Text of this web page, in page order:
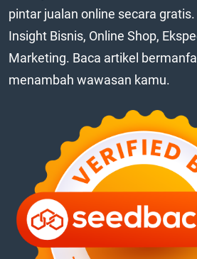
pintar jualan online secara gratis.
Insight Bisnis, Online Shop,
Marketing. Baca artikel
menambah wawasan kamu.